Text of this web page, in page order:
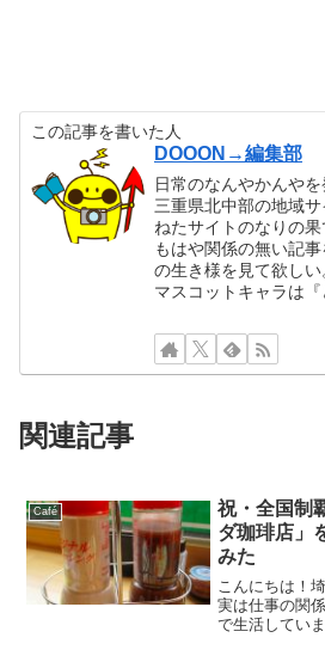
この記事を書いた人
DOOON→編集部
日常のなんやかんやを
三重県北中部の地域
ねたサイトのなりの果
もはや関係の無い記
の生き様を見て欲しい
マスコットキャラは『
関連記事
Café
祝・全国制
ダ珈琲店」
みた
こんにちは！
実は仕事の関
で生活してい